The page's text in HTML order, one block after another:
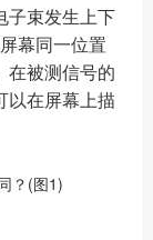
子束发生上下
幕同一位置
在被测信号的
以在屏幕上描